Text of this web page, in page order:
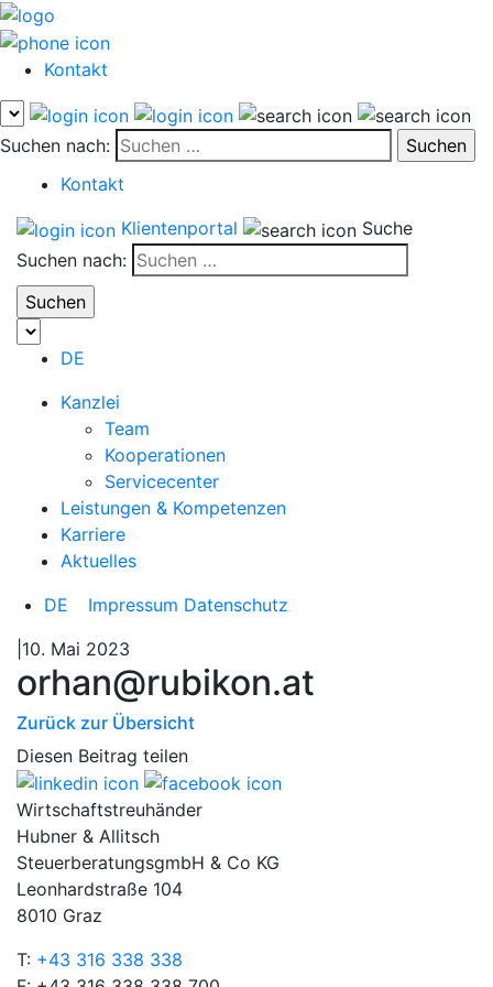
Kontakt
Suchen nach:
Kontakt
Klientenportal
Suche
Suchen nach:
DE
Kanzlei
Team
Kooperationen
Servicecenter
Leistungen & Kompetenzen
Karriere
Aktuelles
DE
Impressum Datenschutz
|10. Mai 2023
orhan@rubikon.at
Zurück zur Übersicht
Diesen Beitrag teilen
Wirtschaftstreuhänder
Hubner & Allitsch
SteuerberatungsgmbH & Co KG
Leonhardstraße 104
8010 Graz
T: +43 316 338 338